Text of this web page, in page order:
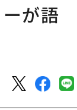
が語